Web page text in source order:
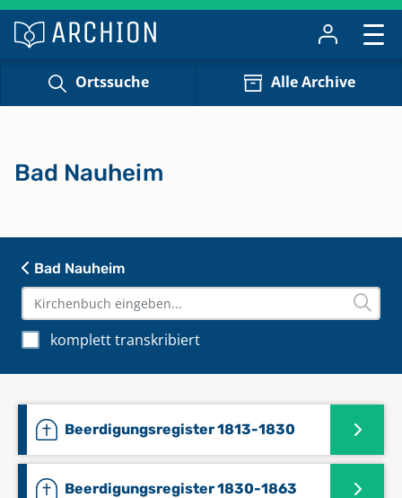
Ortssuche Alle Archive
Bad Nauheim
komplett transkribiert
Beerdigungsregister 1813-1830
Beerdigungsregister 1830-1863
Bad Nauheim